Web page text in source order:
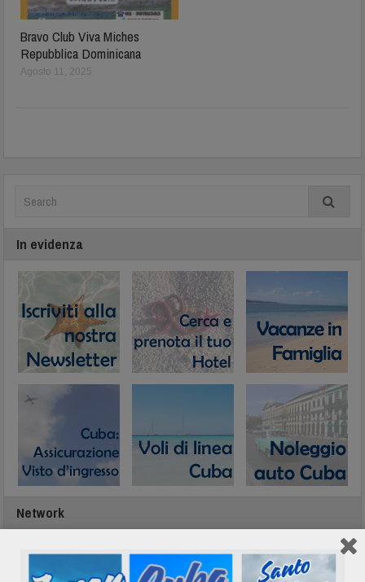
Bravo Club Viva Miches
Repubblica Dominicana
Agosto 11, 2025
In evidenza
Network